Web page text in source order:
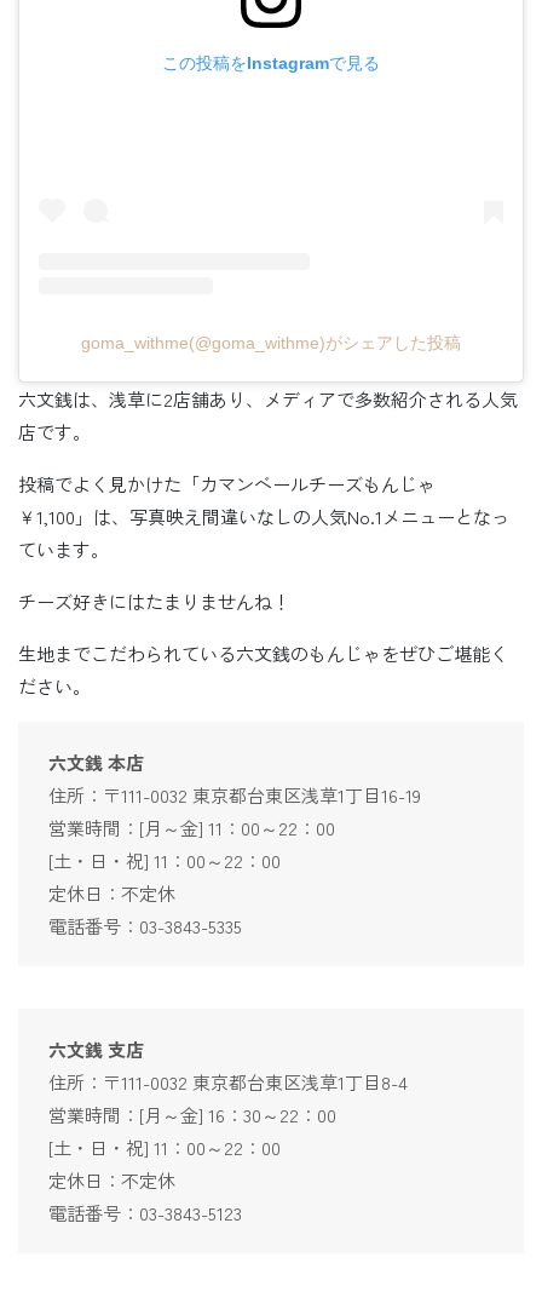
この投稿をInstagramで見る
goma_withme(@goma_withme)がシェアした投稿
六文銭は、浅草に2店舗あり、メディアで多数紹介される人気
店です。
投稿でよく見かけた「カマンベールチーズもんじゃ
￥1,100」は、写真映え間違いなしの人気No.1メニューとなっ
ています。
チーズ好きにはたまりませんね！
生地までこだわられている六文銭のもんじゃをぜひご堪能く
ださい。
六文銭 本店
住所：〒111-0032 東京都台東区浅草1丁目16-19
営業時間：[月～金] 11：00～22：00
[土・日・祝] 11：00～22：00
定休日：不定休
電話番号：03-3843-5335
六文銭 支店
住所：〒111-0032 東京都台東区浅草1丁目8-4
営業時間：[月～金] 16：30～22：00
[土・日・祝] 11：00～22：00
定休日：不定休
電話番号：03-3843-5123